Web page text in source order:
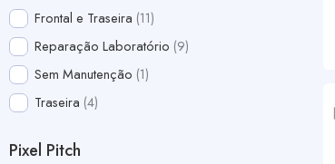
Frontal e Traseira 11
Reparação Laboratório 9
Sem Manutenção 1
Traseira 4
Pixel Pitch